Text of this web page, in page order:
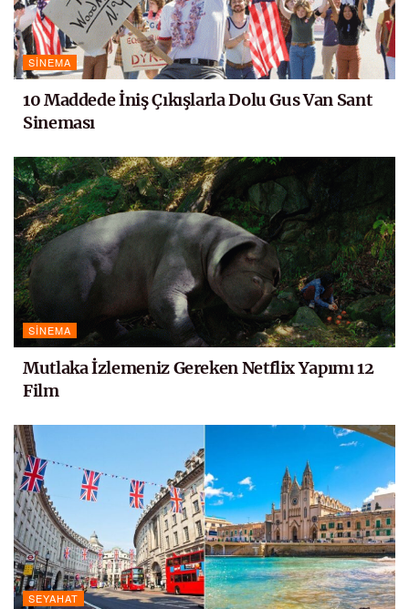
SINEMA
10 Maddede İniş Çıkışlarla Dolu Gus Van Sant
Sineması
SINEMA
Mutlaka İzlemeniz Gereken Netflix Yapımı 12
Film
SEYAHAT